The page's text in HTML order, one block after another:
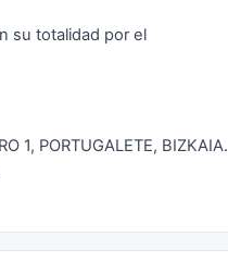
su totalidad por el
1, PORTUGALETE, BIZKAIA.